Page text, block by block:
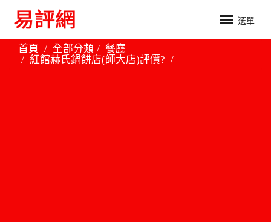
選單
首頁 全部分類
餐廳
紅館赫氏鍋餅店(師大店)評價?